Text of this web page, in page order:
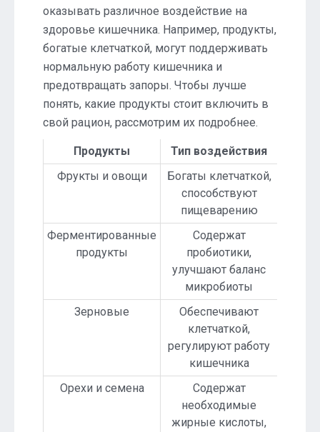
оказывать различное воздействие на
здоровье кишечника. Например, продукты,
богатые клетчаткой, могут поддерживать
нормальную работу кишечника и
предотвращать запоры. Чтобы лучше
понять, какие продукты стоит включить в
свой рацион, рассмотрим их подробнее.
Продукты
Тип воздействия
Фрукты и овощи
Богаты клетчаткой,
способствуют
пищеварению
Ферментированные
продукты
Содержат
пробиотики,
улучшают баланс
микробиоты
Зерновые
Обеспечивают
клетчаткой,
регулируют работу
кишечника
Орехи и семена
Содержат
необходимые
жирные кислоты,